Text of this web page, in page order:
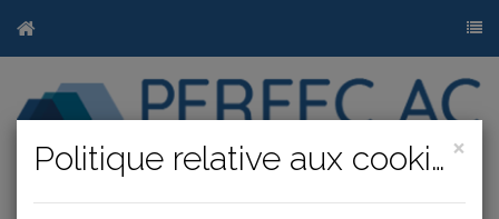
×
Politique relative aux cookies